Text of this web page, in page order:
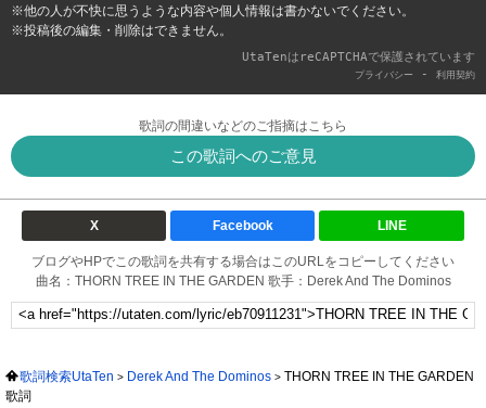
※他の人が不快に思うような内容や個人情報は書かないでください。
※投稿後の編集・削除はできません。
UtaTenはreCAPTCHAで保護されています
プライバシー - 利用契約
歌詞の間違いなどのご指摘はこちら
この歌詞へのご意見
X Facebook LINE
ブログやHPでこの歌詞を共有する場合はこのURLをコピーしてください
曲名：THORN TREE IN THE GARDEN 歌手：Derek And The Dominos
歌詞検索UtaTen Derek And The Dominos
THORN TREE IN THE GARDEN
歌詞